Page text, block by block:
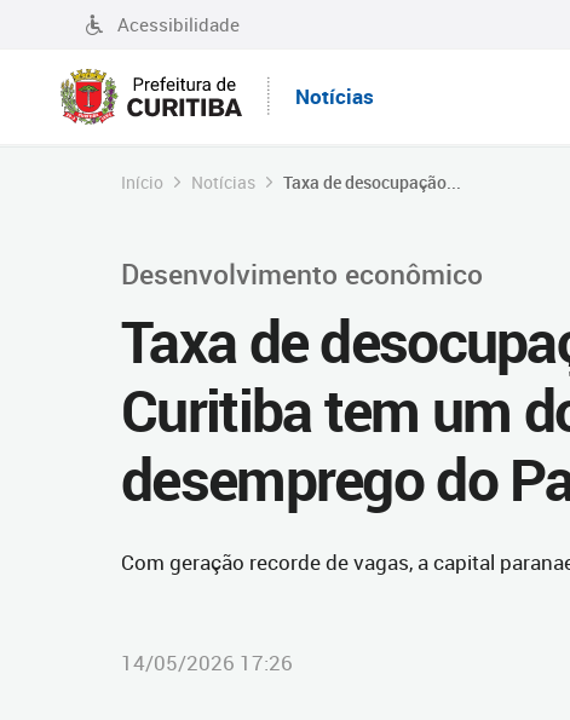
Acessibilidade
Notícias
Início Notícias Taxa de desocupação...
Desenvolvimento econômico
Taxa de
Curitiba tem um
desemprego do
Com geração recorde de vagas, a capital
14/05/2026 17:26